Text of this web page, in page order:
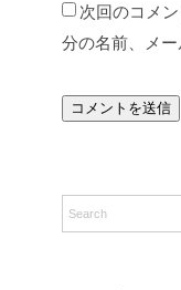
次回のコメ
分の名前、メー